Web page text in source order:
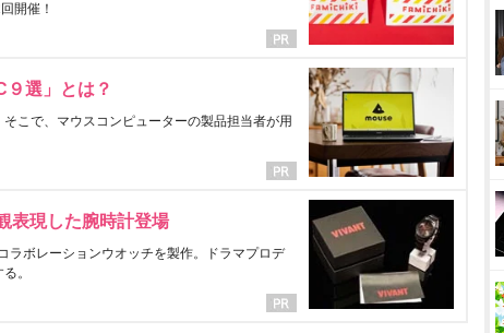
開催！
９選」とは？
こで、マウスコンピューターの製品担当者が用
表現した腕時計登場
ラボレーションウオッチを製作。ドラマプロデ
。